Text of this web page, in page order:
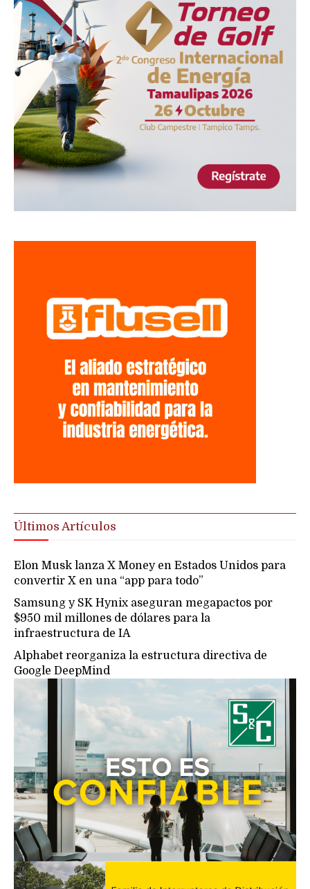
Últimos Artículos
Elon Musk lanza X Money en Estados Unidos para
convertir X en una “app para todo”
Samsung y SK Hynix aseguran megapactos por
$950 mil millones de dólares para la
infraestructura de IA
Alphabet reorganiza la estructura directiva de
Google DeepMind